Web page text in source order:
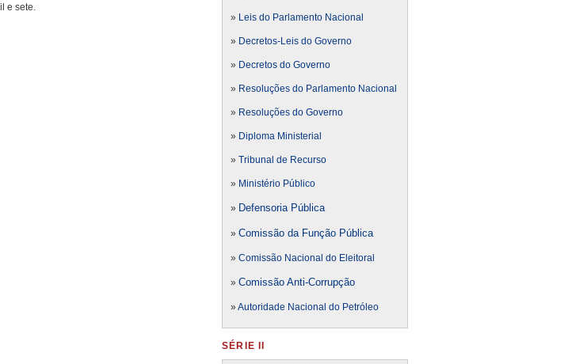
e sete.
» Leis do Parlamento Nacional
» Decretos-Leis do Governo
» Decretos do Governo
» Resoluções do Parlamento Nacional
» Resoluções do Governo
» Diploma Ministerial
» Tribunal de Recurso
» Ministério Público
» Defensoria Pública
» Comissão da Função Pública
» Comissão Nacional do Eleitoral
» Comissão Anti-Corrupção
» Autoridade Nacional do Petróleo
SÉRIE II